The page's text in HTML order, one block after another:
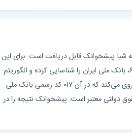
شبا پیشخوانک قابل دریافت است. برای این
کار کافی است شماره کارت ۱۶ رقمی خود را در فرم پیشخوانک وارد کنید؛ سیستم پس از تشخیص پیشوند ۶۰۳۷۹۹، بانک ملی ایران را شناسایی کرده و الگوریتم
پیروی می‌کند که در آن ۰۱۷ کد رسمی بانک ملی
دولتی معتبر است. پیشخوانک نتیجه را در